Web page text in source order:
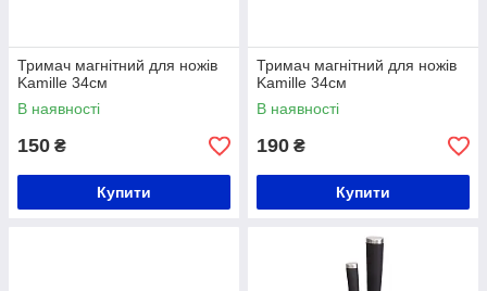
Тримач магнітний для ножів
Kamille 34см
В наявності
150 ₴
Купити
Тримач магнітний для ножів
Kamille 34см
В наявності
190 ₴
Купити